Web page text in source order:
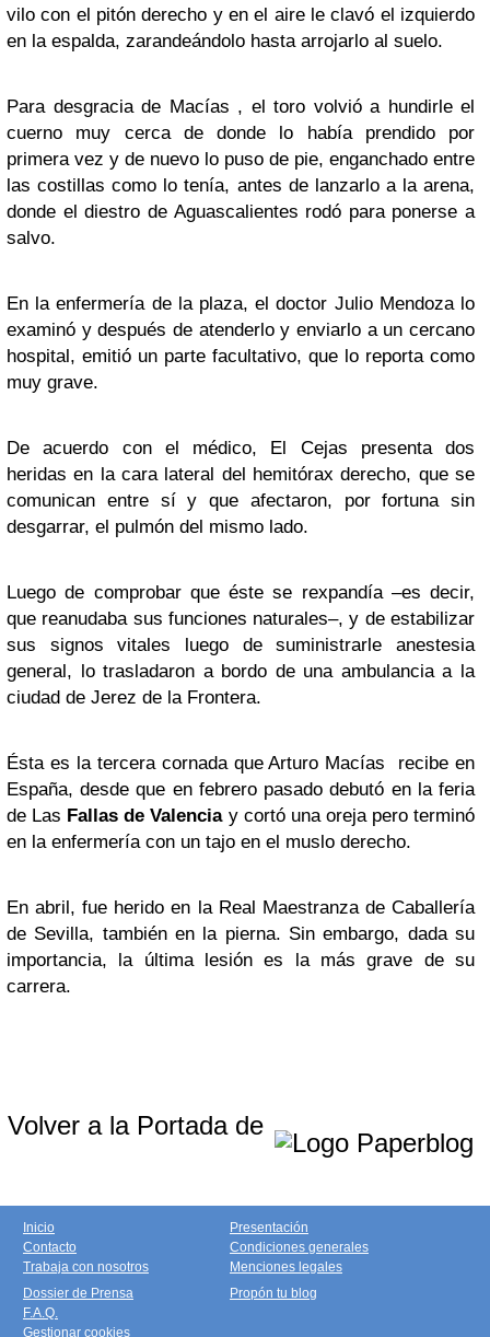
vilo con el pitón derecho y en el aire le clavó el izquierdo
en la espalda, zarandeándolo hasta arrojarlo al suelo.
Para desgracia de Macías , el toro volvió a hundirle el
cuerno muy cerca de donde lo había prendido por
primera vez y de nuevo lo puso de pie, enganchado entre
las costillas como lo tenía, antes de lanzarlo a la arena,
donde el diestro de Aguascalientes rodó para ponerse a
salvo.
En la enfermería de la plaza, el doctor Julio Mendoza lo
examinó y después de atenderlo y enviarlo a un cercano
hospital, emitió un parte facultativo, que lo reporta como
muy grave.
De acuerdo con el médico, El Cejas presenta dos
heridas en la cara lateral del hemitórax derecho, que se
comunican entre sí y que afectaron, por fortuna sin
desgarrar, el pulmón del mismo lado.
Luego de comprobar que éste se rexpandía –es decir,
que reanudaba sus funciones naturales–, y de estabilizar
sus signos vitales luego de suministrarle anestesia
general, lo trasladaron a bordo de una ambulancia a la
ciudad de Jerez de la Frontera.
Ésta es la tercera cornada que Arturo Macías recibe en
España, desde que en febrero pasado debutó en la feria
de Las Fallas de Valenciay cortó una oreja pero terminó
en la enfermería con un tajo en el muslo derecho.
En abril, fue herido en la Real Maestranza de Caballería
de Sevilla, también en la pierna. Sin embargo, dada su
importancia, la última lesión es la más grave de su
carrera.
Volver a la Portada de
Inicio
Contacto
Trabaja con nosotros
Presentación
Condiciones generales
Menciones legales
Dossier de Prensa
F.A.Q.
Gestionar cookies
Propón tu blog